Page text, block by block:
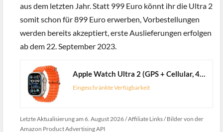
aus dem letzten Jahr. Statt 999 Euro könnt ihr die Ultra 2
somit schon für 899 Euro erwerben, Vorbestellungen
werden bereits akzeptiert, erste Auslieferungen erfolgen
ab dem 22. September 2023.
Apple Watch Ultra 2 (GPS + Cellular, 49 mm) Smartwatch mit robustem Titangehäuse und Ocean Band Armband in Orange. Fitnesstracker, präzises GPS, extra Lange Batterielaufzeit, helles Retina Display
Eingeschränkte Verfügbarkeit
Letzte Aktualisierung am 6. August 2026 / Affiliate Links / Bilder von der
Amazon Product Advertising API